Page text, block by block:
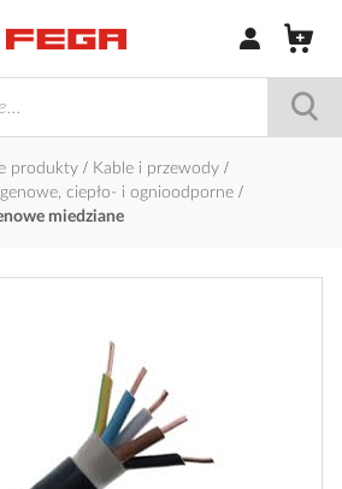
Zaloguj się /
produkty
Kable i przewody
ciepło- i ognioodporne
miedziane